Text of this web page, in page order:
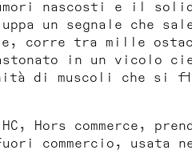
nascosti e il
un segnale che sale
corre tra mille
in un vicolo
di muscoli che si
Hors commerce ,
commercio, usata